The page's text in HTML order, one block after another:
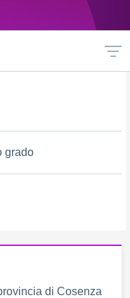
grado
di Cosenza